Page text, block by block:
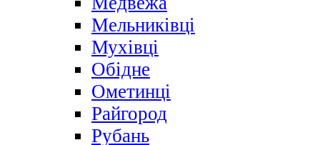
Мельниківці
Мухівці
Обідне
Ометинці
Райгород
Рубань